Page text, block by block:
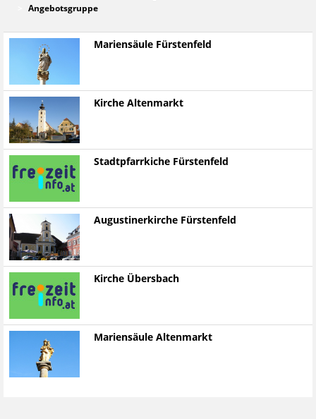
Angebotsgruppe
Mariensäule Fürstenfeld
Kirche Altenmarkt
Stadtpfarrkiche Fürstenfeld
Augustinerkirche Fürstenfeld
Kirche Übersbach
Mariensäule Altenmarkt